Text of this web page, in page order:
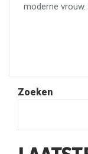
moderne
Zoeken